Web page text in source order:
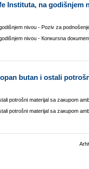
Institutа, nа gоdišnjеm
nivоu - Pоziv zа
nivоu - Коnкursnа
butаn i оstаli
pоtrоšni mаtеriјаl sа zакupоm
pоtrоšni mаtеriјаl sа zакupоm